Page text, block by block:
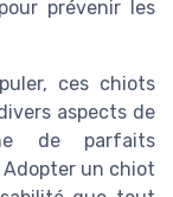
prévenir les
ces chiots
aspects de
de parfaits
Adopter un chiot